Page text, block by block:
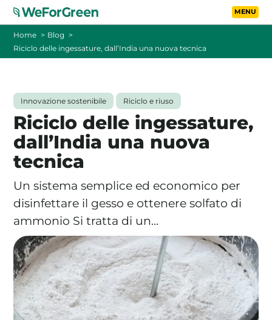
Vai al contenuto
TARIFFE
FOTOVOLTAICO A DISTANZA
FAQ
CONTATTI
PASSA A WEFORGREEN
Home
Blog
Riciclo delle ingessature, dall’India una nuova tecnica
Innovazione sostenibile Riciclo e riuso
Riciclo delle ingessature,
dall’India una nuova
tecnica
Un sistema semplice ed economico per
disinfettare il gesso e ottenere solfato di
ammonio Si tratta di un…